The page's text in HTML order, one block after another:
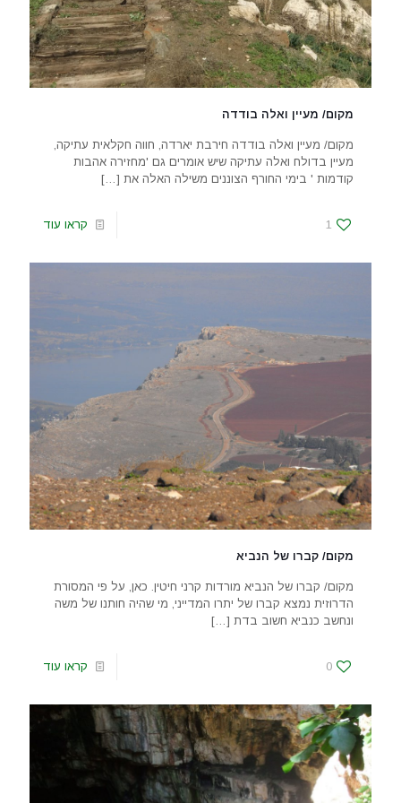
מקום/ מעיין ואלה בודדה
מקום/ מעיין ואלה בודדה חירבת יארדה, חווה חקלאית עתיקה,
מעיין בדולח ואלה עתיקה שיש אומרים גם 'מחזירה אהבות
קודמות ' בימי החורף הצוננים משילה האלה את […]
1 קראו עוד
מקום/ קברו של הנביא
מקום/ קברו של הנביא מורדות קרני חיטין. כאן, על פי המסורת
הדרוזית נמצא קברו של יתרו המדייני, מי שהיה חותנו של משה
ונחשב כנביא חשוב בדת […]
0 קראו עוד